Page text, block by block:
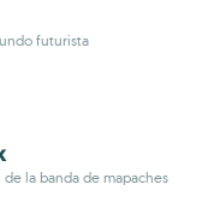
futurista
la banda de mapaches